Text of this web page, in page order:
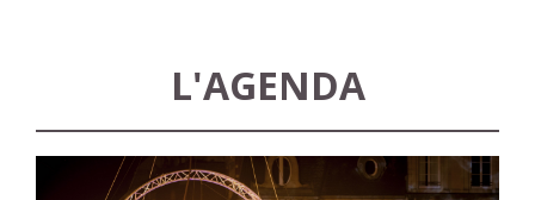
L'AGENDA